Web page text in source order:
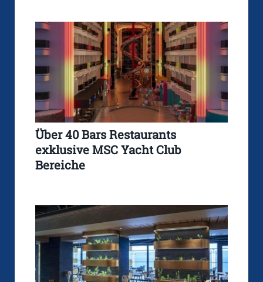
Über 40 Bars Restaurants
exklusive MSC Yacht Club
Bereiche